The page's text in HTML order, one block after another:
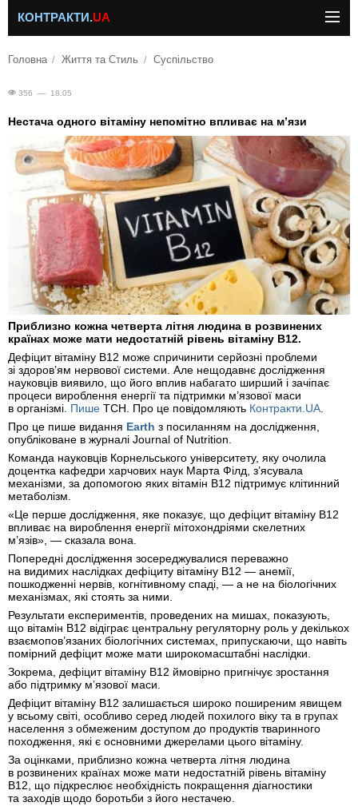
КОНТРАКТИ.UA
Головна Життя та Стиль Суспільство
356 — 18.05
Нестача одного вітаміну непомітно впливає на м’язи
Приблизно кожна четверта літня людина в розвинених
країнах може мати недостатній рівень вітаміну B12.
Дефіцит вітаміну B12 може спричинити серйозні проблеми
зі здоров’ям нервової системи. Але нещодавнє дослідження
науковців виявило, що його вплив набагато ширший і зачіпає
процеси вироблення енергії та підтримки м’язової маси
в організмі. Пише ТСН. Про це повідомляють Контракти.UA.
Про це пише видання Earth з посиланням на дослідження,
опубліковане в журналі Journal of Nutrition.
Команда науковців Корнельського університету, яку очолила
доцентка кафедри харчових наук Марта Філд, з’ясувала
механізми, за допомогою яких вітамін B12 підтримує клітинний
метаболізм.
«Це перше дослідження, яке показує, що дефіцит вітаміну B12
впливає на вироблення енергії мітохондріями скелетних
м’язів», — сказала вона.
Попередні дослідження зосереджувалися переважно
на видимих наслідках дефіциту вітаміну B12 — анемії,
пошкодженні нервів, когнітивному спаді, — а не на біологічних
механізмах, які стоять за ними.
Результати експериментів, проведених на мишах, показують,
що вітамін B12 відіграє центральну регуляторну роль у декількох
взаємопов’язаних біологічних системах, припускаючи, що навіть
помірний дефіцит може мати широкомасштабні наслідки.
Зокрема, дефіцит вітаміну B12 ймовірно пригнічує зростання
або підтримку м’язової маси.
Дефіцит вітаміну B12 залишається широко поширеним явищем
у всьому світі, особливо серед людей похилого віку та в групах
населення з обмеженим доступом до продуктів тваринного
походження, які є основними джерелами цього вітаміну.
За оцінками, приблизно кожна четверта літня людина
в розвинених країнах може мати недостатній рівень вітаміну
B12, що підкреслює необхідність покращення діагностики
та заходів щодо боротьби з його нестачею.